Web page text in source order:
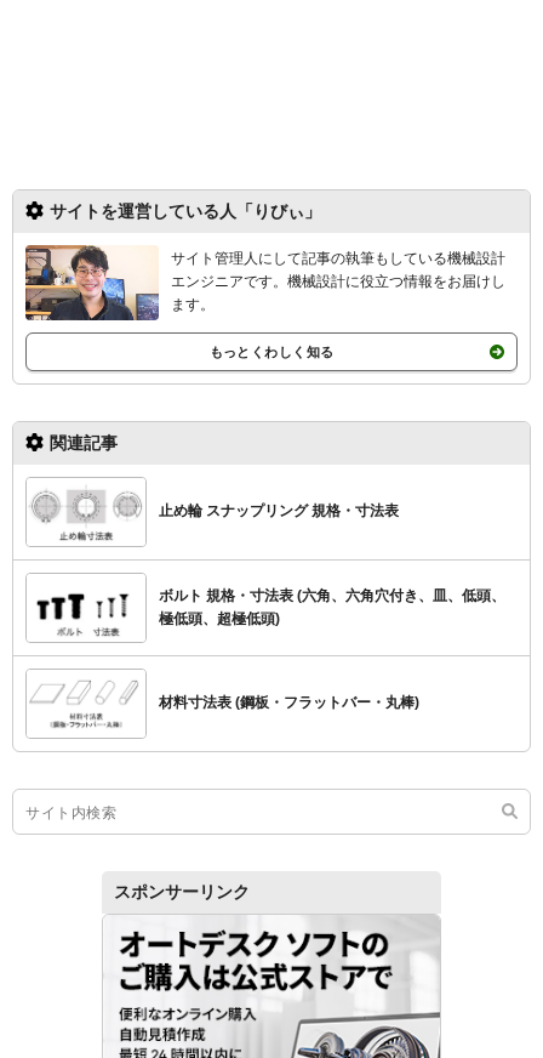
関連記事
止め輪 スナップリング 規格・寸法表
ボルト 規格・寸法表 (六角、六角穴付き、皿、低頭、
極低頭、超極低頭)
材料寸法表 (鋼板・フラットバー・丸棒)
サイトを運営している人「りびぃ」
サイト管理人にして記事の執筆もしている機械設計
エンジニアです。機械設計に役立つ情報をお届けし
ます。
もっとくわしく知る
スポンサーリンク